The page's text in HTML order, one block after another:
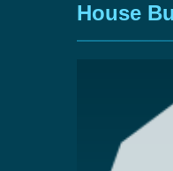
House